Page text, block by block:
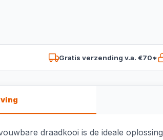
Gratis verzending v.a. €70*
draadkooi is de ideale